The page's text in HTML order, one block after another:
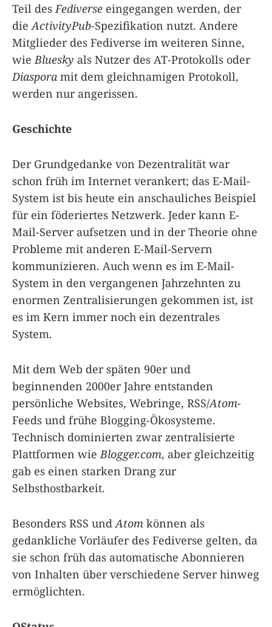
Teil des Fediverse eingegangen werden, der
die ActivityPub-Spezifikation nutzt. Andere
Mitglieder des Fediverse im weiteren Sinne,
wie Bluesky als Nutzer des AT-Protokolls oder
Diaspora mit dem gleichnamigen Protokoll,
werden nur angerissen.
Geschichte
Der Grundgedanke von Dezentralität war
schon früh im Internet verankert; das E-Mail-
System ist bis heute ein anschauliches Beispiel
für ein föderiertes Netzwerk. Jeder kann E-
Mail-Server aufsetzen und in der Theorie ohne
Probleme mit anderen E-Mail-Servern
kommunizieren. Auch wenn es im E-Mail-
System in den vergangenen Jahrzehnten zu
enormen Zentralisierungen gekommen ist, ist
es im Kern immer noch ein dezentrales
System.
Mit dem Web der späten 90er und
beginnenden 2000er Jahre entstanden
persönliche Websites, Webringe, RSS/Atom-
Feeds und frühe Blogging-Ökosysteme.
Technisch dominierten zwar zentralisierte
Plattformen wie Blogger.com, aber gleichzeitig
gab es einen starken Drang zur
Selbsthostbarkeit.
Besonders RSS und Atom können als
gedankliche Vorläufer des Fediverse gelten, da
sie schon früh das automatische Abonnieren
von Inhalten über verschiedene Server hinweg
ermöglichten.